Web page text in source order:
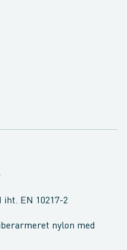
iht. EN 10217-2
nylon med